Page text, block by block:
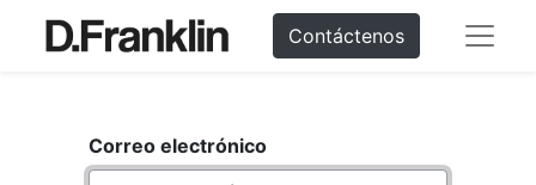
Contáctenos
Correo electrónico